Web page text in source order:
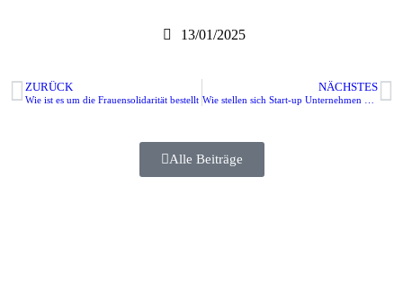
13/01/2025
ZURÜCK
Wie ist es um die Frauensolidarität bestellt
NÄCHSTES
Alle Beiträge